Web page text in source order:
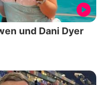
und Dani Dyer